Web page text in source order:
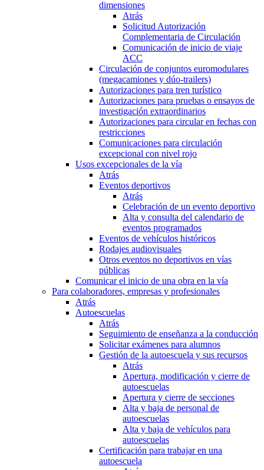
dimensiones
Atrás
Solicitud Autorización
Complementaria de Circulación
Comunicación de inicio de viaje
ACC
Circulación de conjuntos euromodulares
(megacamiones y dúo-trailers)
Autorizaciones para tren turístico
Autorizaciones para pruebas o ensayos de
investigación extraordinarios
Autorizaciones para circular en fechas con
restricciones
Comunicaciones para circulación
excepcional con nivel rojo
Usos excepcionales de la vía
Atrás
Eventos deportivos
Atrás
Celebración de un evento deportivo
Alta y consulta del calendario de
eventos programados
Eventos de vehículos históricos
Rodajes audiovisuales
Otros eventos no deportivos en vías
públicas
Comunicar el inicio de una obra en la vía
Para colaboradores, empresas y profesionales
Atrás
Autoescuelas
Atrás
Seguimiento de enseñanza a la conducción
Solicitar exámenes para alumnos
Gestión de la autoescuela y sus recursos
Atrás
Apertura, modificación y cierre de
autoescuelas
Apertura y cierre de secciones
Alta y baja de personal de
autoescuelas
Alta y baja de vehículos para
autoescuelas
Certificación para trabajar en una
autoescuela